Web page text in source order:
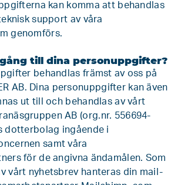
kan komma att behandlas
support av våra
genomförs.
till dina personuppgifter?
behandlas främst av oss på
AB. Dina personuppgifter kan även
ut till och behandlas av vårt
AB (org.nr. 556694-
dotterbolag ingående i
samt våra
för de angivna ändamålen. Som
vårt nyhetsbrev hanteras din mail-